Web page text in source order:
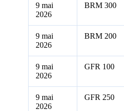
9 mai
2026
BRM 300
9 mai
2026
BRM 200
9 mai
2026
GFR 100
9 mai
2026
GFR 250